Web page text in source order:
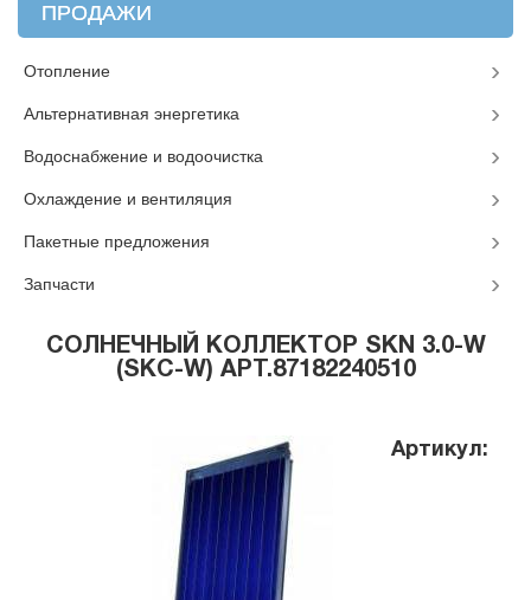
СОЛНЕЧНЫЙ КОЛЛЕКТОР SKN 3.0-W
(SKC-W) АРТ.87182240510
Артикул:
ПРОДАЖИ
Отопление
Альтернативная энергетика
Водоснабжение и водоочистка
Охлаждение и вентиляция
Пакетные предложения
Запчасти